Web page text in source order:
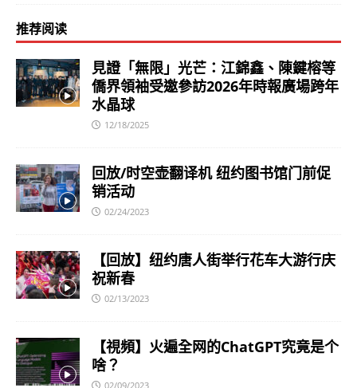
推荐阅读
見證「無限」光芒：江錦鑫、陳鍵榕等
僑界領袖受邀參訪2026年時報廣場跨年
水晶球
12/18/2025
回放/时空壶翻译机 纽约图书馆门前促
销活动
02/24/2023
【回放】纽约唐人街举行花车大游行庆
祝新春
02/13/2023
【視頻】火遍全网的ChatGPT究竟是个
啥？
02/09/2023